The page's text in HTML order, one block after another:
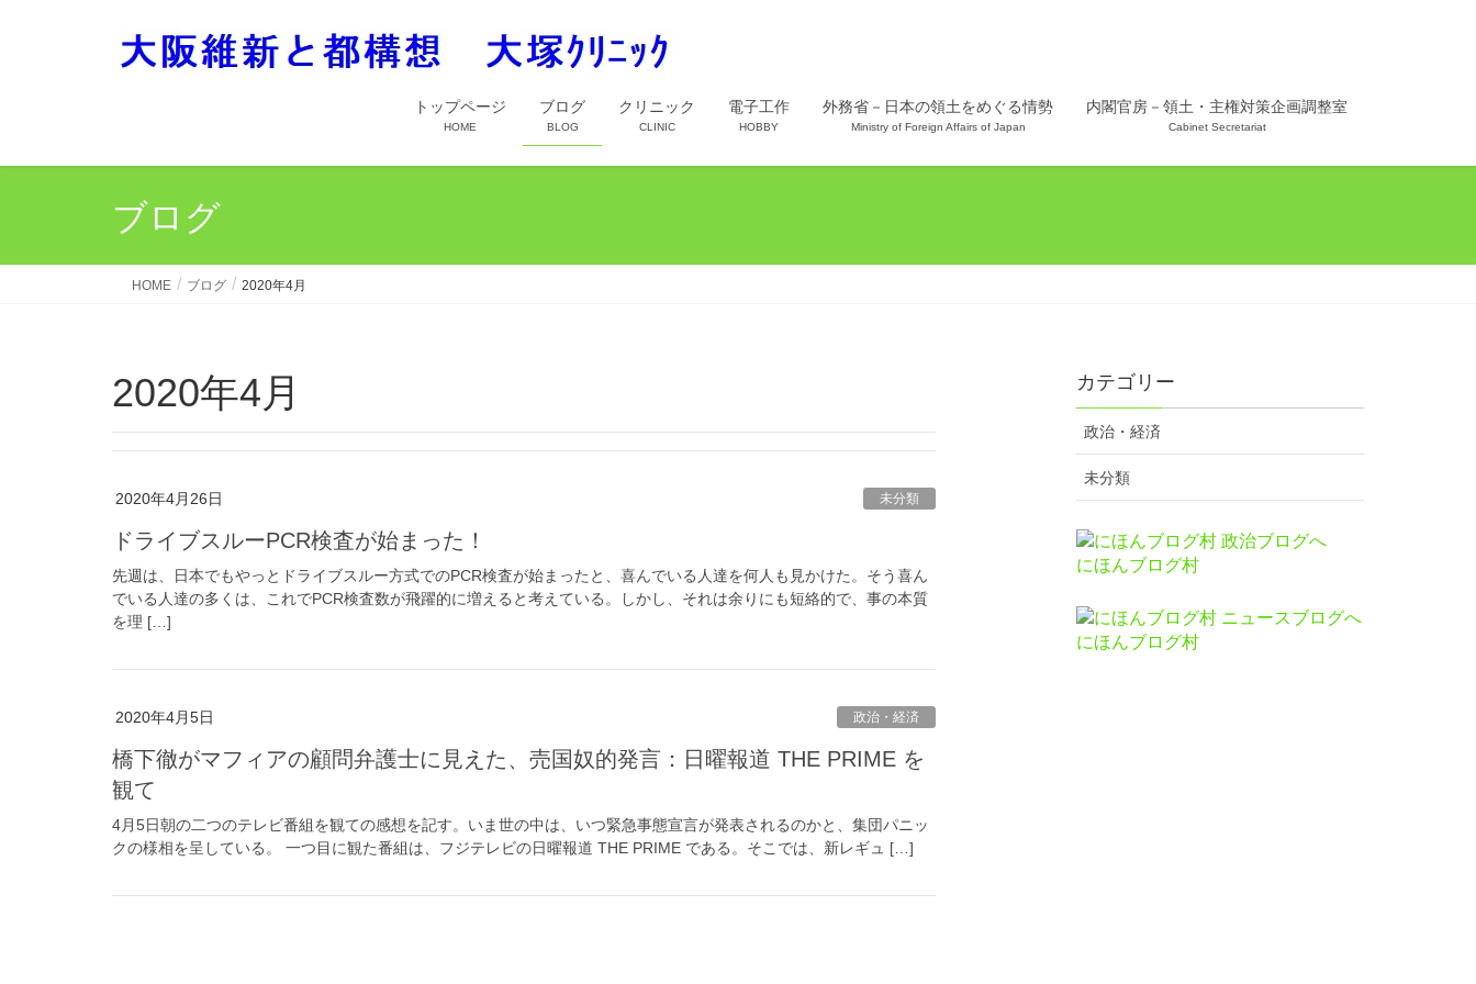
トップページ
HOME
ブログ
BLOG
クリニック
CLINIC
電子工作
HOBBY
外務省－日本の領土をめぐる情勢
Ministry of Foreign Affairs of Japan
内閣官房－領土・主権対策企画調整室
Cabinet Secretariat
ブログ
HOME ブログ 2020年4月
2020年4月
2020年4月26日 未分類
ドライブスルーPCR検査が始まった！
先週は、日本でもやっとドライブスルー方式でのPCR検査が始まったと、喜んでいる人達を何人も見かけた。そう喜ん
でいる人達の多くは、これでPCR検査数が飛躍的に増えると考えている。しかし、それは余りにも短絡的で、事の本質
を理 […]
2020年4月5日 政治・経済
橋下徹がマフィアの顧問弁護士に見えた、売国奴的発言：日曜報道 THE PRIME を
観て
4月5日朝の二つのテレビ番組を観ての感想を記す。いま世の中は、いつ緊急事態宣言が発表されるのかと、集団パニッ
クの様相を呈している。 一つ目に観た番組は、フジテレビの日曜報道 THE PRIME である。そこでは、新レギュ […]
カテゴリー
政治・経済
未分類
にほんブログ村
にほんブログ村